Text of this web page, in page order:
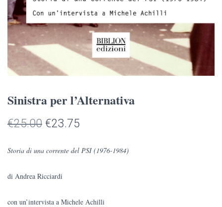
Sinistra per l’Alternativa
€25.00 Il
era:
€25.00.
€23.75
€23.75.
Storia di una corrente del PSI (1976-1984)
di Andrea Ricciardi
con un’intervista a Michele Achilli